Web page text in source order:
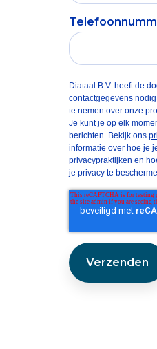
Diataal B.V. heeft de
contactgegevens
te nemen over onze
Je kunt je op elk
berichten. Bekijk ons
informatie over hoe je
privacypraktijken en
je privacy te